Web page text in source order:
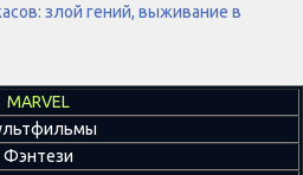
злой гений, выживание в
MARVEL
Фэнтези